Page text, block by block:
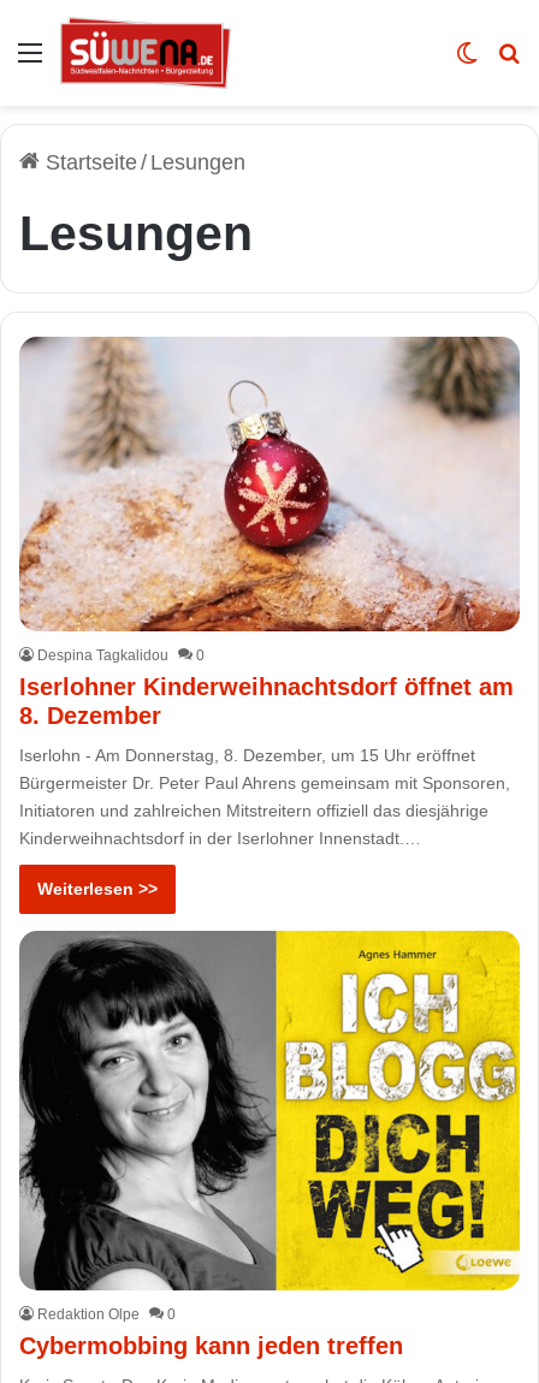
Auswahl Skin
Startseite/ Lesungen
Lesungen
Despina Tagkalidou 0
Iserlohner Kinderweihnachtsdorf öffnet am
8. Dezember
Iserlohn - Am Donnerstag, 8. Dezember, um 15 Uhr eröffnet
Bürgermeister Dr. Peter Paul Ahrens gemeinsam mit Sponsoren,
Initiatoren und zahlreichen Mitstreitern offiziell das diesjährige
Kinderweihnachtsdorf in der Iserlohner Innenstadt.…
Weiterlesen >>
Redaktion Olpe 0
Cybermobbing kann jeden treffen